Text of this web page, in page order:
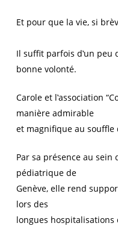
Et pour que la vie, si
Il suffit parfois d‛un peu
bonne volonté.
Carole et l‛association
manière admirable
et magnifique au souffle
Par sa présence au sein
pédiatrique de
Genève, elle rend
lors des
longues